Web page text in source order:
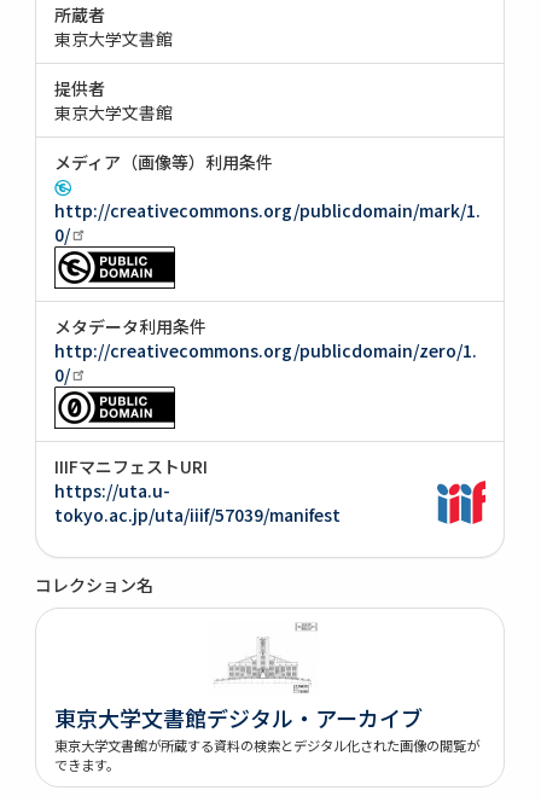
所蔵者
東京大学文書館
提供者
東京大学文書館
メディア（画像等）利用条件
http://creativecommons.org/publicdomain/mark/1.
0/
メタデータ利用条件
http://creativecommons.org/publicdomain/zero/1.
0/
IIIFマニフェストURI
https://uta.u-
tokyo.ac.jp/uta/iiif/57039/manifest
コレクション名
東京大学文書館デジタル・アーカイブ
東京大学文書館が所蔵する資料の検索とデジタル化された画像の閲覧が
できます。